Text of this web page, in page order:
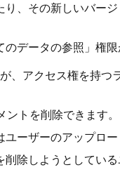
、その新しいバー
データの参照」権限
、アクセス権を持つ
トを削除できます。
ーザーのアップロー
除しようとしてい